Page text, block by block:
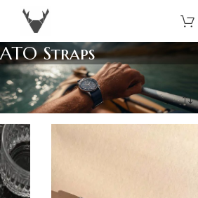
Straps
Straps/Seite 3